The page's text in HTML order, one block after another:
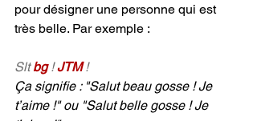
pour désigner une personne qui est
très belle. Par exemple :
Slt bg ! JTM !
Ça signifie : "Salut beau gosse ! Je
t’aime !" ou "Salut belle gosse ! Je